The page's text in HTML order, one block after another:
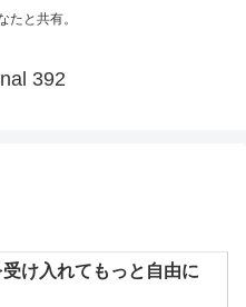
たと共有。
392
け入れてもっと自由に